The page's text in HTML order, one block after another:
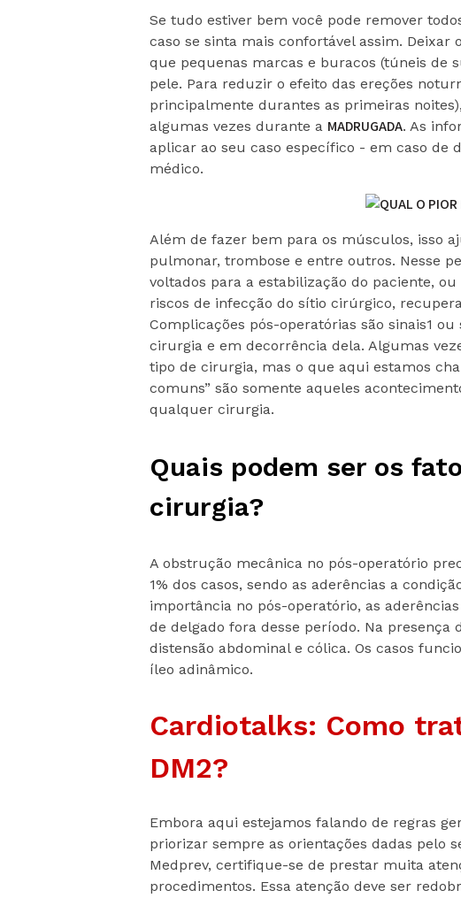
Se tudo estiver bem você pode remover
caso se sinta mais confortável assim.
que pequenas marcas e buracos (túneis
pele. Para reduzir o efeito das ereções
principalmente durantes as primeiras
algumas vezes durante a MADRUGADA. As
aplicar ao seu caso específico - em caso de
médico.
Além de fazer bem para os músculos, isso
pulmonar, trombose e entre outros. Nesse
voltados para a estabilização do paciente,
riscos de infecção do sítio cirúrgico,
Complicações pós-operatórias são sinais1
cirurgia e em decorrência dela. Algumas
tipo de cirurgia, mas o que aqui estamos
comuns” são somente aqueles
qualquer cirurgia.
Quais podem ser os
cirurgia?
A obstrução mecânica no pós-operatório
1% dos casos, sendo as aderências a
importância no pós-operatório, as
de delgado fora desse período. Na
distensão abdominal e cólica. Os casos
íleo adinâmico.
Cardiotalks: Como
DM2?
Embora aqui estejamos falando de regras
priorizar sempre as orientações dadas pelo
Medprev, certifique-se de prestar muita
procedimentos. Essa atenção deve ser